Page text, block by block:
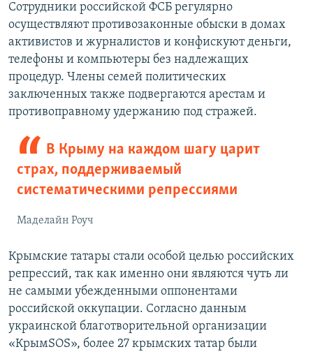
Сотрудники российской ФСБ регулярно
осуществляют противозаконные обыски в домах
активистов и журналистов и конфискуют деньги,
телефоны и компьютеры без надлежащих
процедур. Члены семей политических
заключенных также подвергаются арестам и
противоправному удержанию под стражей.
В Крыму на каждом шагу царит
страх, поддерживаемый
систематическими репрессиями
Маделайн Роуч
Крымские татары стали особой целью российских
репрессий, так как именно они являются чуть ли
не самыми убежденными оппонентами
российской оккупации. Согласно данным
украинской благотворительной организации
«КрымSOS», более 27 крымских татар были